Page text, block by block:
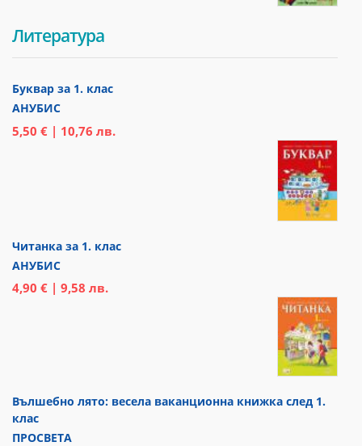
Литература
Буквар за 1. клас
АНУБИС
5,50 € | 10,76 лв.
Читанка за 1. клас
АНУБИС
4,90 € | 9,58 лв.
Вълшебно лято: весела ваканционна книжка след 1.
клас
ПРОСВЕТА